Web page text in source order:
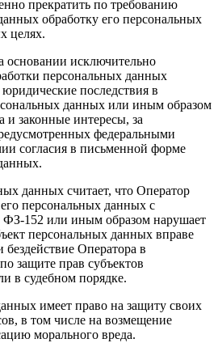
прекратить по требованию
обработку его персональных
целях.
основании исключительно
персональных данных
последствия в
данных или иным образом
и законные интересы, за
федеральными
согласия в письменной форме
данных считает, что Оператор
персональных данных с
152 или иным образом нарушает
персональных данных вправе
бездействие Оператора в
защите прав субъектов
в судебном порядке.
имеет право на защиту своих
в том числе на возмещение
морального вреда.